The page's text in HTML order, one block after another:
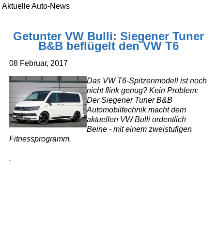
Aktuelle Auto-News
Getunter VW Bulli: Siegener Tuner
B&B beflügelt den VW T6
08 Februar, 2017
Das VW T6-Spitzenmodell ist noch
nicht flink genug? Kein Problem:
Der Siegener Tuner B&B
Automobiltechnik macht dem
aktuellen VW Bulli ordentlich
Beine - mit einem zweistufigen
Fitnessprogramm.
.